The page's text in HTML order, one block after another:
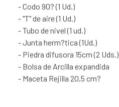
- Codo 90? (1 Ud.)
- "T" de aire (1 Ud.)
- Tubo de nivel (1 ud.)
- Junta herm?tica (1Ud.)
- Piedra difusora 15cm (2 Uds.)
- Bolsa de Arcilla expandida
- Maceta Rejilla 20,5 cm?